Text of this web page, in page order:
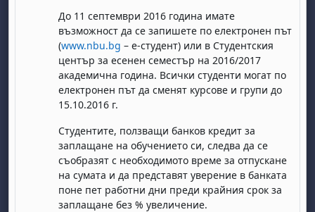
До 11 септември 2016 година имате
възможност да се запишете по електронен път
(www.nbu.bg – е-студент) или в Студентския
център за есенен семестър на 2016/2017
академична година. Всички студенти могат по
електронен път да сменят курсове и групи до
15.10.2016 г.
Студентите, ползващи банков кредит за
заплащане на обучението си, следва да се
съобразят с необходимото време за отпускане
на сумата и да представят уверение в банката
поне пет работни дни преди крайния срок за
заплащане без % увеличение.